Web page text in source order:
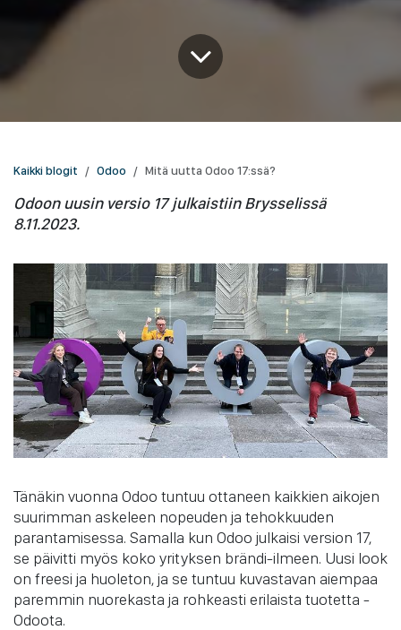
Kaikki blogit Odoo Mitä uutta Odoo 17:ssä?
Odoon uusin versio 17 julkaistiin Brysselissä
8.11.2023.
Tänäkin vuonna Odoo tuntuu ottaneen kaikkien aikojen
suurimman askeleen nopeuden ja tehokkuuden
parantamisessa. Samalla kun Odoo julkaisi version 17,
se päivitti myös koko yrityksen brändi-ilmeen. Uusi look
on freesi ja huoleton, ja se tuntuu kuvastavan aiempaa
paremmin nuorekasta ja rohkeasti erilaista tuotetta -
Odoota.